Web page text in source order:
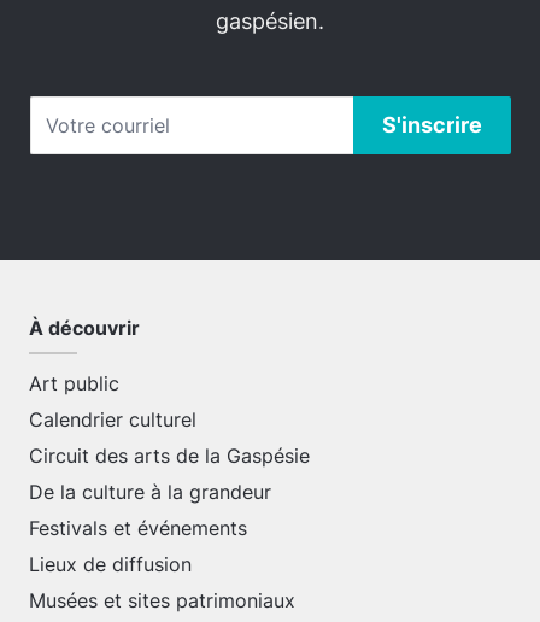
gaspésien.
À découvrir
Art public
Calendrier culturel
Circuit des arts de la Gaspésie
De la culture à la grandeur
Festivals et événements
Lieux de diffusion
Musées et sites patrimoniaux